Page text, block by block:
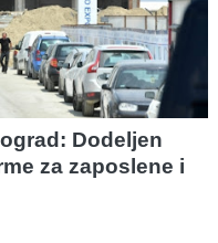
Dodeljen
za zaposlene i